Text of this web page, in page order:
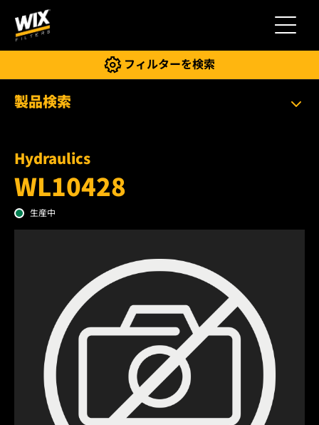
切り替え
フィルターを検索
製品検索
Hydraulics
WL10428
生産中